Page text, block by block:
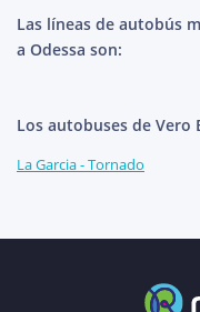
Las líneas de autobús
a Odessa son:
Los autobuses de Vero
La Garcia - Tornado